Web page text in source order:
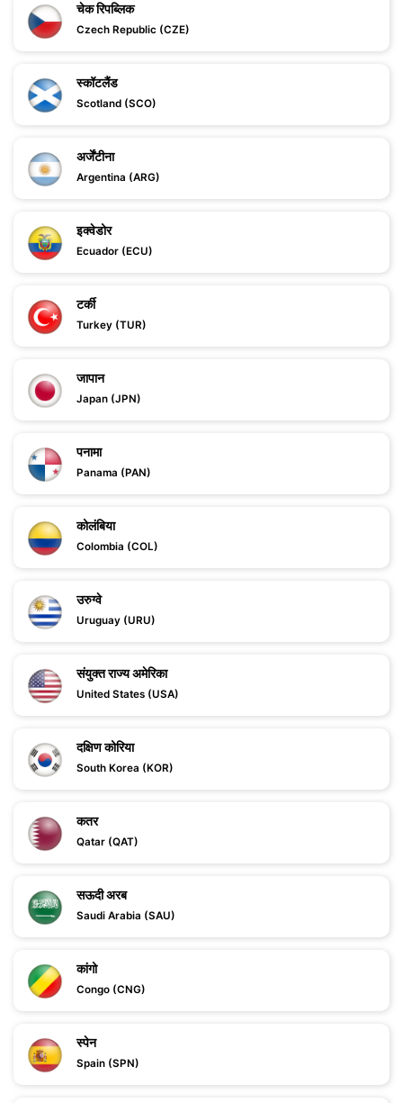
चेक रिपब्लिक
Czech Republic (CZE)
स्कॉटलैंड
Scotland (SCO)
अर्जेंटीना
Argentina (ARG)
इक्वेडोर
Ecuador (ECU)
टर्की
Turkey (TUR)
जापान
Japan (JPN)
पनामा
Panama (PAN)
कोलंबिया
Colombia (COL)
उरुग्वे
Uruguay (URU)
संयुक्त राज्य अमेरिका
United States (USA)
दक्षिण कोरिया
South Korea (KOR)
कतर
Qatar (QAT)
सऊदी अरब
Saudi Arabia (SAU)
कांगो
Congo (CNG)
स्पेन
Spain (SPN)